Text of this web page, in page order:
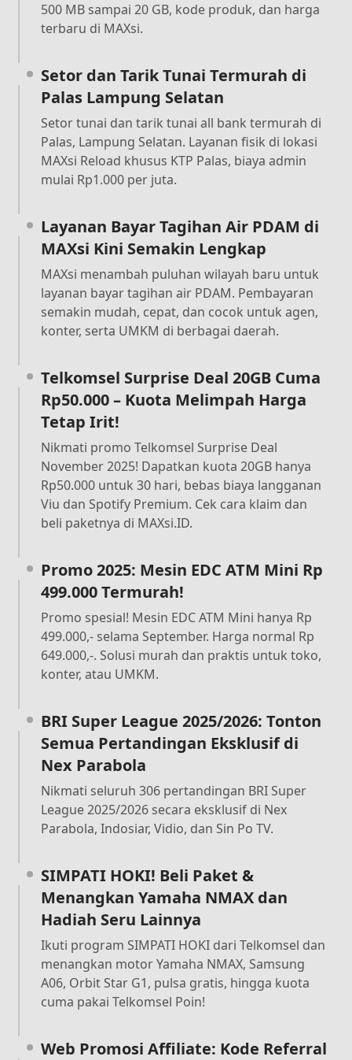
500 MB sampai 20 GB, kode produk, dan harga
terbaru di MAXsi.
Setor dan Tarik Tunai Termurah di
Palas Lampung Selatan
Setor tunai dan tarik tunai all bank termurah di
Palas, Lampung Selatan. Layanan fisik di lokasi
MAXsi Reload khusus KTP Palas, biaya admin
mulai Rp1.000 per juta.
Layanan Bayar Tagihan Air PDAM di
MAXsi Kini Semakin Lengkap
MAXsi menambah puluhan wilayah baru untuk
layanan bayar tagihan air PDAM. Pembayaran
semakin mudah, cepat, dan cocok untuk agen,
konter, serta UMKM di berbagai daerah.
Telkomsel Surprise Deal 20GB Cuma
Rp50.000 – Kuota Melimpah Harga
Tetap Irit!
Nikmati promo Telkomsel Surprise Deal
November 2025! Dapatkan kuota 20GB hanya
Rp50.000 untuk 30 hari, bebas biaya langganan
Viu dan Spotify Premium. Cek cara klaim dan
beli paketnya di MAXsi.ID.
Promo 2025: Mesin EDC ATM Mini Rp
499.000 Termurah!
Promo spesial! Mesin EDC ATM Mini hanya Rp
499.000,- selama September. Harga normal Rp
649.000,-. Solusi murah dan praktis untuk toko,
konter, atau UMKM.
BRI Super League 2025/2026: Tonton
Semua Pertandingan Eksklusif di
Nex Parabola
Nikmati seluruh 306 pertandingan BRI Super
League 2025/2026 secara eksklusif di Nex
Parabola, Indosiar, Vidio, dan Sin Po TV.
SIMPATI HOKI! Beli Paket &
Menangkan Yamaha NMAX dan
Hadiah Seru Lainnya
Ikuti program SIMPATI HOKI dari Telkomsel dan
menangkan motor Yamaha NMAX, Samsung
A06, Orbit Star G1, pulsa gratis, hingga kuota
cuma pakai Telkomsel Poin!
Web Promosi Affiliate: Kode Referral